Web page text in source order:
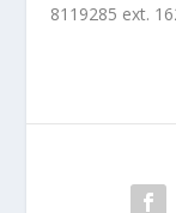
8119285 ext.